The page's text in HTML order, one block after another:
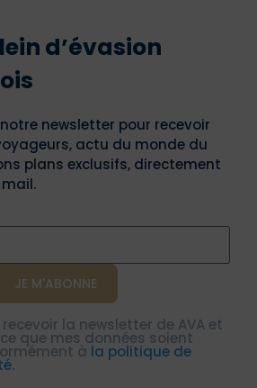
d’évasion
newsletter pour recevoir
actu du monde du
plans exclusifs, directement
la newsletter de AVA et
que mes données soient
à la politique de